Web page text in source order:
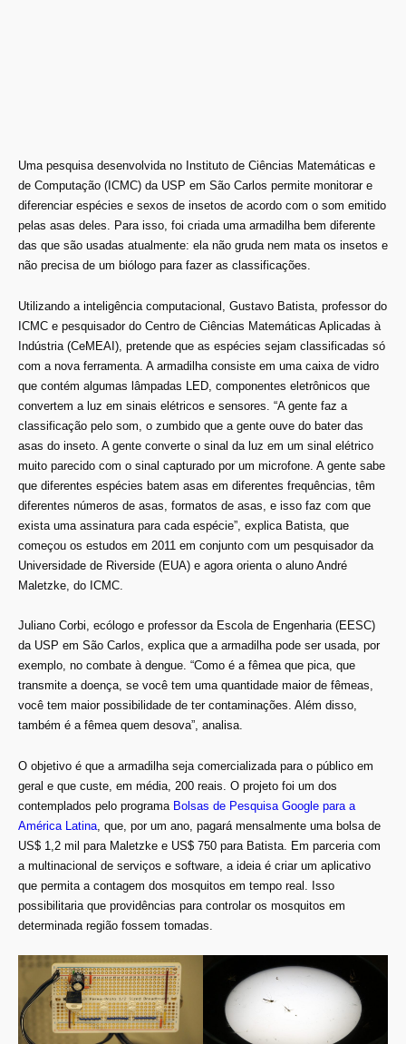
Uma pesquisa desenvolvida no Instituto de Ciências Matemáticas e
de Computação (ICMC) da USP em São Carlos permite monitorar e
diferenciar espécies e sexos de insetos de acordo com o som emitido
pelas asas deles. Para isso, foi criada uma armadilha bem diferente
das que são usadas atualmente: ela não gruda nem mata os insetos e
não precisa de um biólogo para fazer as classificações.
Utilizando a inteligência computacional, Gustavo Batista , professor do
ICMC e pesquisador do Centro de Ciências Matemáticas Aplicadas à
Indústria (CeMEAI), pretende que as espécies sejam classificadas só
com a nova ferramenta. A armadilha consiste em uma caixa de vidro
que contém algumas lâmpadas LED, componentes eletrônicos que
convertem a luz em sinais elétricos e sensores. “A gente faz a
classificação pelo som, o zumbido que a gente ouve do bater das
asas do inseto. A gente converte o sinal da luz em um sinal elétrico
muito parecido com o sinal capturado por um microfone. A gente sabe
que diferentes espécies batem asas em diferentes frequências, têm
diferentes números de asas, formatos de asas, e isso faz com que
exista uma assinatura para cada espécie”, explica Batista, que
começou os estudos em 2011 em conjunto com um pesquisador da
Universidade de Riverside (EUA) e agora orienta o aluno André
Maletzke, do ICMC.
Juliano Corbi, ecólogo e professor da Escola de Engenharia (EESC)
da USP em São Carlos, explica que a armadilha pode ser usada, por
exemplo, no combate à dengue. “Como é a fêmea que pica, que
transmite a doença, se você tem uma quantidade maior de fêmeas,
você tem maior possibilidade de ter contaminações. Além disso,
também é a fêmea quem desova”, analisa.
O objetivo é que a armadilha seja comercializada para o público em
geral e que custe, em média, 200 reais. O projeto foi um dos
contemplados pelo programa Bolsas de Pesquisa Google para a
América Latina , que, por um ano, pagará mensalmente uma bolsa de
US$ 1,2 mil para Maletzke e US$ 750 para Batista. Em parceria com
a multinacional de serviços e software, a ideia é criar um aplicativo
que permita a contagem dos mosquitos em tempo real. Isso
possibilitaria que providências para controlar os mosquitos em
determinada região fossem tomadas.